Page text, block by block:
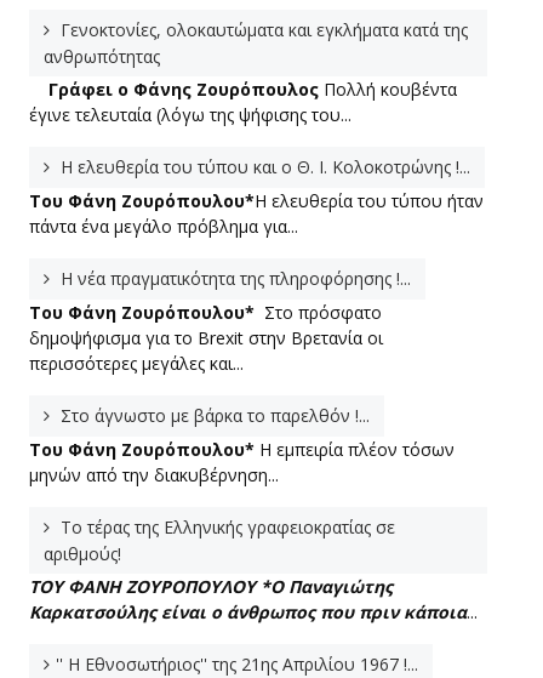
Γενοκτονίες, ολοκαυτώματα και εγκλήματα κατά της
ανθρωπότητας
Γράφει ο Φάνης Ζουρόπουλος Πολλή κουβέντα
έγινε τελευταία (λόγω της ψήφισης του...
Η ελευθερία του τύπου και ο Θ. Ι. Κολοκοτρώνης !...
Του Φάνη Ζουρόπουλου*Η ελευθερία του τύπου ήταν
πάντα ένα μεγάλο πρόβλημα για...
Η νέα πραγματικότητα της πληροφόρησης !...
Του Φάνη Ζουρόπουλου* Στο πρόσφατο
δημοψήφισμα για το Brexit στην Βρετανία οι
περισσότερες μεγάλες και...
Στο άγνωστο με βάρκα το παρελθόν !...
Του Φάνη Ζουρόπουλου* Η εμπειρία πλέον τόσων
μηνών από την διακυβέρνηση...
Το τέρας της Ελληνικής γραφειοκρατίας σε
αριθμούς!
ΤΟΥ ΦΑΝΗ ΖΟΥΡΟΠΟΥΛΟΥ *Ο Παναγιώτης
Καρκατσούλης είναι ο άνθρωπος που πριν κάποια...
'' Η Εθνοσωτήριος'' της 21ης Απριλίου 1967 !...